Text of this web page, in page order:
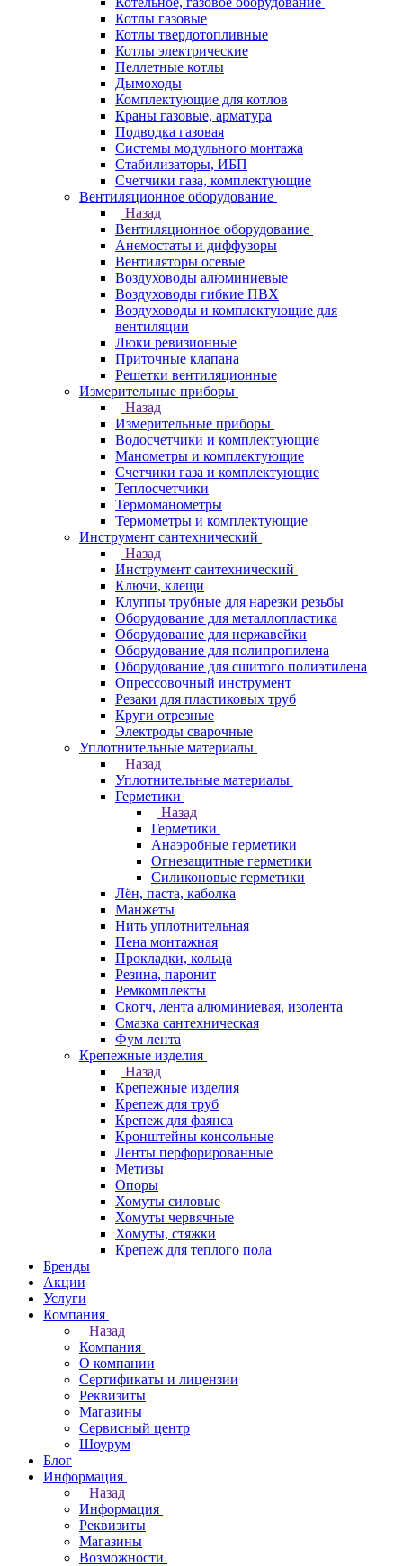
Котлы газовые
Котлы твердотопливные
Котлы электрические
Пеллетные котлы
Дымоходы
Комплектующие для котлов
Краны газовые, арматура
Подводка газовая
Системы модульного монтажа
Стабилизаторы, ИБП
Счетчики газа, комплектующие
Вентиляционное оборудование
Назад
Вентиляционное оборудование
Анемостаты и диффузоры
Вентиляторы осевые
Воздуховоды алюминиевые
Воздуховоды гибкие ПВХ
Воздуховоды и комплектующие для
вентиляции
Люки ревизионные
Приточные клапана
Решетки вентиляционные
Измерительные приборы
Назад
Измерительные приборы
Водосчетчики и комплектующие
Манометры и комплектующие
Счетчики газа и комплектующие
Теплосчетчики
Термоманометры
Термометры и комплектующие
Инструмент сантехнический
Назад
Инструмент сантехнический
Ключи, клещи
Клуппы трубные для нарезки резьбы
Оборудование для металлопластика
Оборудование для нержавейки
Оборудование для полипропилена
Оборудование для сшитого полиэтилена
Опрессовочный инструмент
Резаки для пластиковых труб
Круги отрезные
Электроды сварочные
Уплотнительные материалы
Назад
Уплотнительные материалы
Герметики
Назад
Герметики
Анаэробные герметики
Огнезащитные герметики
Силиконовые герметики
Лён, паста, каболка
Манжеты
Нить уплотнительная
Пена монтажная
Прокладки, кольца
Резина, паронит
Ремкомплекты
Скотч, лента алюминиевая, изолента
Смазка сантехническая
Фум лента
Крепежные изделия
Назад
Крепежные изделия
Крепеж для труб
Крепеж для фаянса
Кронштейны консольные
Ленты перфорированные
Метизы
Опоры
Хомуты силовые
Хомуты червячные
Хомуты, стяжки
Крепеж для теплого пола
Бренды
Акции
Услуги
Компания
Назад
Компания
О компании
Сертификаты и лицензии
Реквизиты
Магазины
Сервисный центр
Шоурум
Блог
Информация
Назад
Информация
Реквизиты
Магазины
Возможности